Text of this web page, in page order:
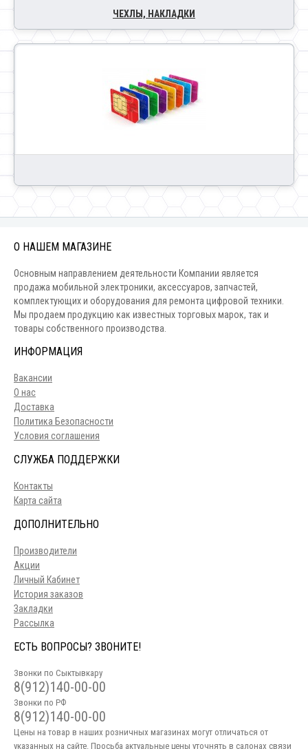
ЧЕХЛЫ, НАКЛАДКИ
О НАШЕМ МАГАЗИНЕ
Основным направлением деятельности Компании является
продажа мобильной электроники, аксессуаров, запчастей,
комплектующих и оборудования для ремонта цифровой техники.
Мы продаем продукцию как известных торговых марок, так и
товары собственного производства.
ИНФОРМАЦИЯ
Вакансии
О нас
Доставка
Политика Безопасности
Условия соглашения
СЛУЖБА ПОДДЕРЖКИ
Контакты
Карта сайта
ДОПОЛНИТЕЛЬНО
Производители
Акции
Личный Кабинет
История заказов
Закладки
Рассылка
ЕСТЬ ВОПРОСЫ? ЗВОНИТЕ!
Звонки по Сыктывкару
8(912)140-00-00
Звонки по РФ
8(912)140-00-00
Цены на товар в наших розничных магазинах могут отличаться от
указанных на сайте. Просьба актуальные цены уточнять в салонах связи